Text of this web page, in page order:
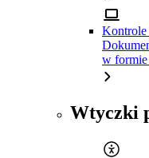
Kontrole
w
Wtyczki